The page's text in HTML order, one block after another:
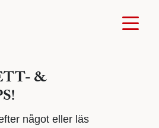
&
något eller läs